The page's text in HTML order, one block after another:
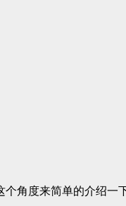
角度来简单的介绍一下